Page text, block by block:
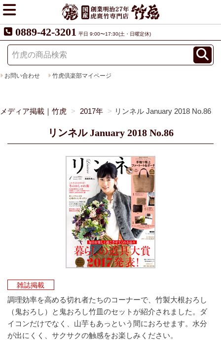
0889-42-3201 平日 9:00〜17:30(土・日曜定休)
お問い合わせ 竹虎倶楽部マイページ
メディア掲載｜竹虎 2017年 リンネル January 2018 No.86
リンネル January 2018 No.86
雑誌掲載
調理効率を高める切れ者たちのコーナーで、竹製大根おろし
（鬼おろし）と鬼おろし竹皿のセットが紹介されました。ダ
イコンだけでなく、山芋もあっという間におろせます。水分
が出にくく、サクサクの触感をお楽しみください。